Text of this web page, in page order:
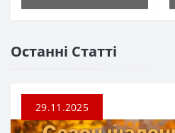
Останні Статті
29.11.2025